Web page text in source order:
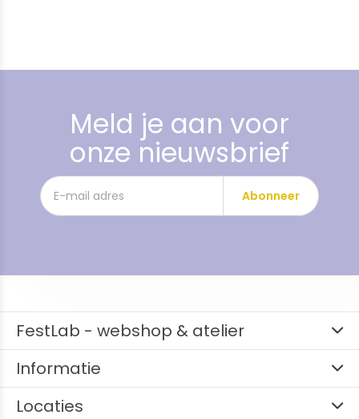
Meld je aan voor
onze nieuwsbrief
Abonneer
FestLab - webshop & atelier
Informatie
Locaties